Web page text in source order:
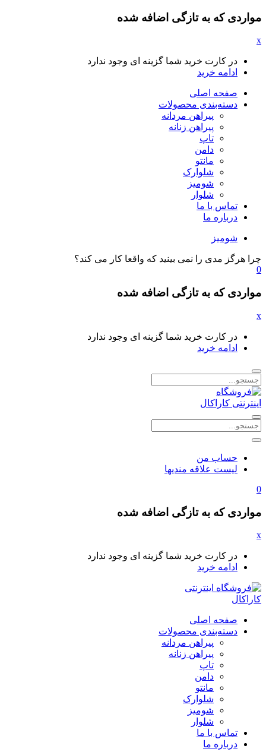
مواردی که به تازگی اضافه شده
x
در کارت خرید شما گزینه ای وجود ندارد
ادامه خرید
صفحه اصلی
دسته‌بندی محصولات
پیراهن مردانه
پیراهن زنانه
تاپ
دامن
مانتو
شلوارک
شومیز
شلوار
تماس با ما
درباره ما
شومیز
چرا هرگز مدی را نمی بینید که واقعا کار می کند؟
0
مواردی که به تازگی اضافه شده
x
در کارت خرید شما گزینه ای وجود ندارد
ادامه خرید
حساب من
لیست علاقه مندیها
0
مواردی که به تازگی اضافه شده
x
در کارت خرید شما گزینه ای وجود ندارد
ادامه خرید
صفحه اصلی
دسته‌بندی محصولات
پیراهن مردانه
پیراهن زنانه
تاپ
دامن
مانتو
شلوارک
شومیز
شلوار
تماس با ما
درباره ما